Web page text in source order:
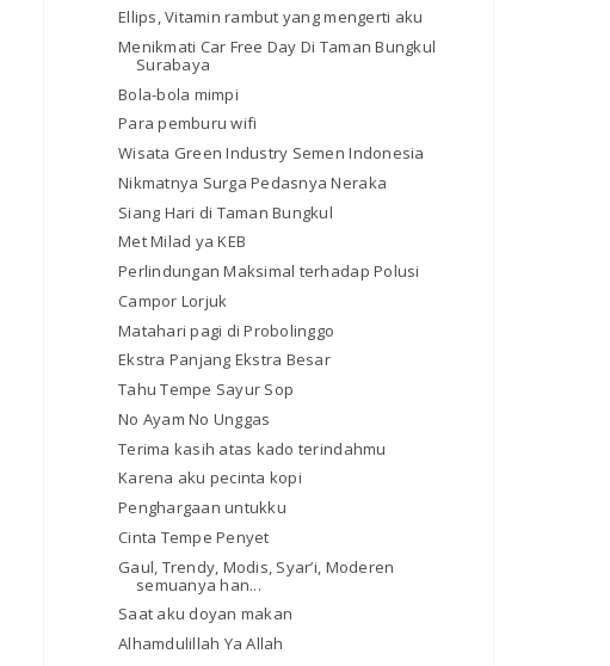
Ellips, Vitamin rambut yang mengerti aku
Menikmati Car Free Day Di Taman Bungkul
Surabaya
Bola-bola mimpi
Para pemburu wifi
Wisata Green Industry Semen Indonesia
Nikmatnya Surga Pedasnya Neraka
Siang Hari di Taman Bungkul
Met Milad ya KEB
Perlindungan Maksimal terhadap Polusi
Campor Lorjuk
Matahari pagi di Probolinggo
Ekstra Panjang Ekstra Besar
Tahu Tempe Sayur Sop
No Ayam No Unggas
Terima kasih atas kado terindahmu
Karena aku pecinta kopi
Penghargaan untukku
Cinta Tempe Penyet
Gaul, Trendy, Modis, Syar’i, Moderen
semuanya han...
Saat aku doyan makan
Alhamdulillah Ya Allah